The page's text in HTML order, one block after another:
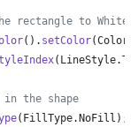
rectangle to White
(). setColor(Color
( LineStyle.
the shape
( FillType. NoFill );